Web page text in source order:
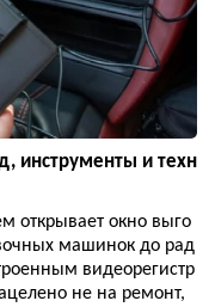
инструменты и техн
открывает окно выго
машинок до рад
видеорегистр
не на ремонт,